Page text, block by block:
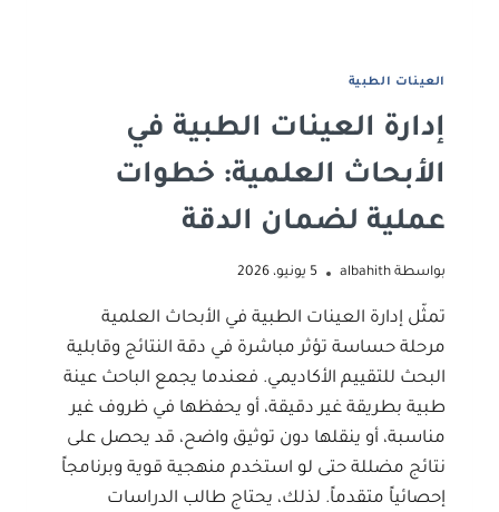
اﻟﻌﻴﻨﺎت اﻟﻄﺒﻴﺔ
إدارة العينات الطبية في
الأبحاث العلمية: خطوات
عملية لضمان الدقة
بواسطة albahith 5 يونيو، 2026
تمثّل إدارة العينات الطبية في الأبحاث العلمية
مرحلة حساسة تؤثر مباشرة في دقة النتائج وقابلية
البحث للتقييم الأكاديمي. فعندما يجمع الباحث عينة
طبية بطريقة غير دقيقة، أو يحفظها في ظروف غير
مناسبة، أو ينقلها دون توثيق واضح، قد يحصل على
نتائج مضللة حتى لو استخدم منهجية قوية وبرنامجاً
إحصائياً متقدماً. لذلك، يحتاج طالب الدراسات